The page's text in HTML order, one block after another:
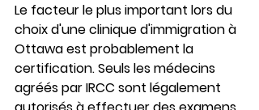
Le facteur le plus important lors du
choix d'une clinique d'immigration à
Ottawa est probablement la
certification. Seuls les médecins
agréés par IRCC sont légalement